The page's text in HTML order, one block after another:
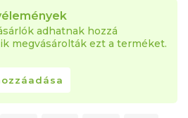
adhatnak hozzá
megvásárolták ezt a terméket.